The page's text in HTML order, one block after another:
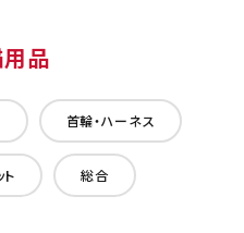
品
首輪・ハーネス
ト 総合